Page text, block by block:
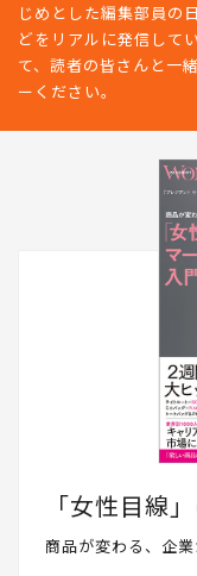
じめとした編集部員の
どをリアルに発信して
て、読者の皆さんと一
ーください。
「女性目線
商品が変わる、企業